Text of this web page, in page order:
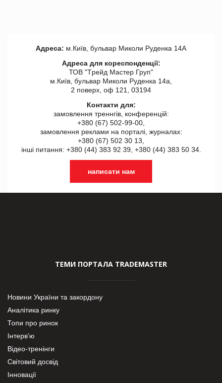
Адреса: м.Київ, бульвар Миколи Руденка 14А
Адреса для кореспонденції:
ТОВ "Tрейд Мастер Груп"
м.Київ, бульвар Миколи Руденка 14а,
2 поверх, оф 121, 03194
Контакти для:
замовлення треннгів, конференцій:
+380 (67) 502-99-00,
замовлення реклами на порталі, журналах:
+380 (67) 502 30 13,
інші питання: +380 (44) 383 92 39, +380 (44) 383 50 34.
написати нам
ТЕМИ ПОРТАЛА TRADEMASTER
Новини України та закордону
Аналітика ринку
Топи про ринок
Інтерв’ю
Відео-тренінги
Світовий досвід
Інновації